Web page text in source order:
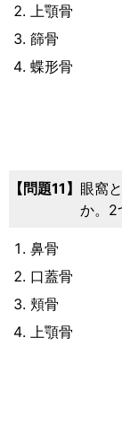
上顎骨
篩骨
蝶形骨
11
眼窩
か。2
鼻骨
口蓋骨
頬骨
上顎骨